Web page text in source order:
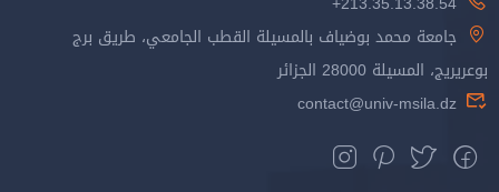
جامعة محمد بوضياف بالمسيلة القطب الجامعي، طريق برج
بوعريريج، المسيلة 28000 الجزائر
contact@univ-msila.dz